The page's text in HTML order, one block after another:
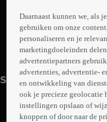
niet alle kandidaten
valse kraaien tussen.
kandidaten een voor
kandidaat mag aan
zingen met het
Seizoen 5
Daarnaast kunnen we, als
gebruiken om onze
personaliseren en je
marketingdoeleinden
advertentiepartners
advertenties, advertentie-
en ontwikkeling van
ook je precieze geolocatie
instellingen opslaan of
knoppen of door naar de